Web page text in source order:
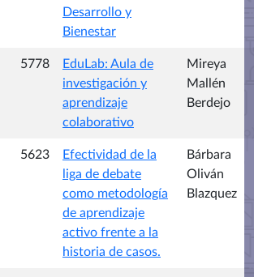
Desarrollo y
Bienestar
5778
EduLab: Aula de
investigación y
aprendizaje
colaborativo
Mireya
Mallén
Berdejo
5623
Efectividad de la
liga de debate
como metodología
de aprendizaje
activo frente a la
historia de casos.
Bárbara
Oliván
Blazquez